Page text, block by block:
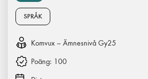
SPRÅK
Komvux – Ämnesnivå Gy25
Poäng: 100